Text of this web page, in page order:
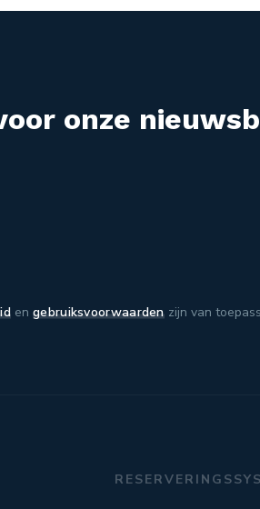
onze
engebruiksvoorwaardenzijn van